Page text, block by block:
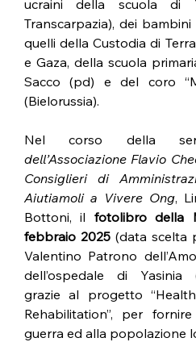
ucraini della scuola di
Transcarpazia), dei
quelli della Custodia di
e Gaza, della scuola
Sacco (pd) e del coro
(Bielorussia).
Nel corso della
dell’Associazione Flavio
Consiglieri di
Aiutiamoli a Vivere Ong,
Bottoni, il fotolibro della
febbraio 2025 (data scelta
Valentino Patrono
dell’ospedale di Yasinia
grazie al progetto
Rehabilitation”, per
guerra ed alla popolazione